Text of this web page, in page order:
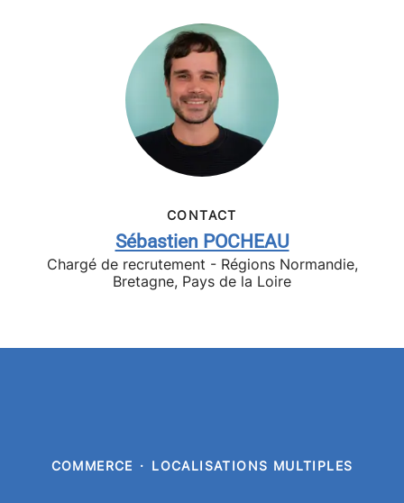
CONTACT
Sébastien POCHEAU
Chargé de recrutement - Régions Normandie,
Bretagne, Pays de la Loire
COMMERCE · LOCALISATIONS MULTIPLES